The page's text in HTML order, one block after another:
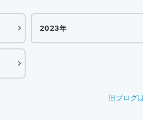
2023年
旧ブログ